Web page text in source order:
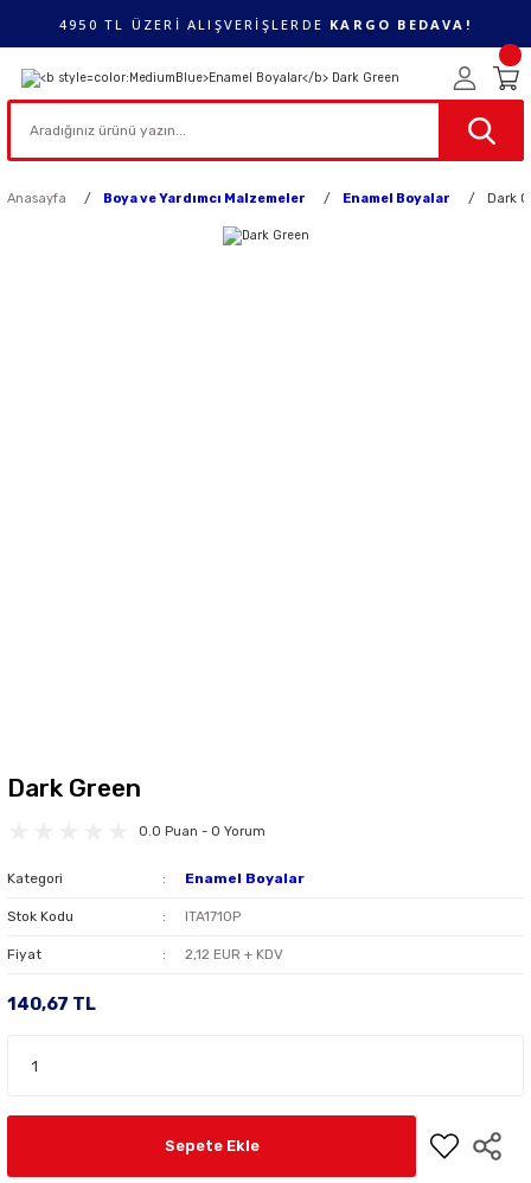
4950 TL ÜZERİ ALIŞVERİŞLERDE KARGO BEDAVA!
Anasayfa Boya ve Yardımcı Malzemeler Enamel Boyalar Dark
Dark Green
0.0 Puan - 0 Yorum
Kategori Enamel Boyalar
Stok Kodu ITA1710P
Fiyat 2,12 EUR + KDV
140,67 TL
Sepete Ekle